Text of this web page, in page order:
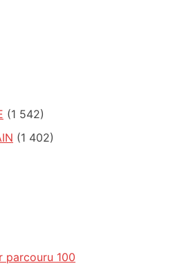
(1 542)
(1 402)
parcouru 100